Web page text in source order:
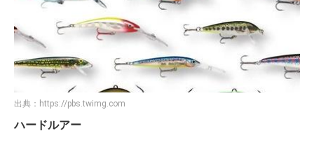
出典： https://pbs.twimg.com
ハードルアー